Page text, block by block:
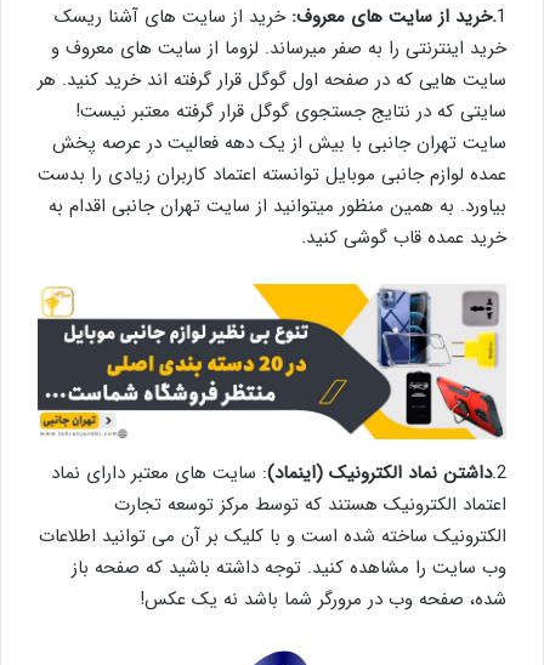
1.خرید از سایت های معروف: خرید از سایت های آشنا ریسک
خرید اینترنتی را به صفر میرساند. لزوما از سایت های معروف و
سایت هایی که در صفحه اول گوگل قرار گرفته اند خرید کنید. هر
سایتی که در نتایج جستجوی گوگل قرار گرفته معتبر نیست!
سایت تهران جانبی با بیش از یک دهه فعالیت در عرصه پخش
عمده لوازم جانبی موبایل توانسته اعتماد کاربران زیادی را بدست
بیاورد. به همین منظور میتوانید از سایت تهران جانبی اقدام به
خرید عمده قاب گوشی کنید.
2.داشتن نماد الکترونیک (اینماد): سایت های معتبر دارای نماد
اعتماد الکترونیک هستند که توسط مرکز توسعه تجارت
الکترونیک ساخته شده است و با کلیک بر آن می توانید اطلاعات
وب سایت را مشاهده کنید. توجه داشته باشید که صفحه باز
شده، صفحه وب در مرورگر شما باشد نه یک عکس!